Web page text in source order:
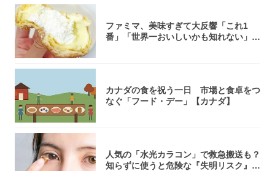
ファミマ、美味すぎて大反響「これ1
番」「世界一おいしいかも知れない」
カナダの食を祝う一日 市場と食卓をつ
なぐ「フード・デー」【カナダ】
人気の「水光カラコン」で救急搬送も？
知らずに使うと危険な『失明リスク』と